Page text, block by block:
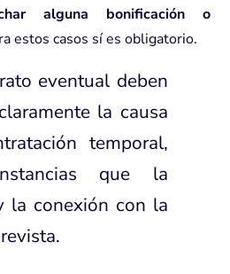
alguna bonificación o
estos casos sí es obligatorio.
eventual deben
la causa
temporal,
que la
la conexión con la